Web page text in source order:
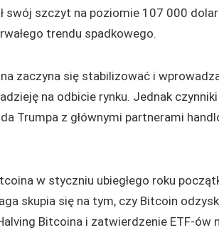
swój szczyt na poziomie 107 000
trendu spadkowego.
zaczyna się stabilizować i
na odbicie rynku. Jednak
Trumpa z głównymi partnerami
w styczniu ubiegłego roku
skupia się na tym, czy Bitcoin
Bitcoina i zatwierdzenie ETF-ów